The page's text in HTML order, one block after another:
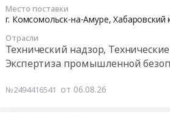
Место поставки
г. Комсомольск-на-Амуре,Хабаровский
Отрасли
Технический надзор,
Экспертиза промышленной
№2494416541 от 06.08.26